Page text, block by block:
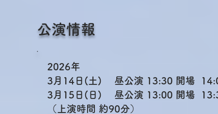
公演情報
2026年
3月14日(土) 昼公演 13:30 開場
3月15日(日) 昼公演 13:00 開場
（上演時間 約90分）